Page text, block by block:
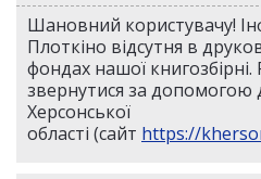
Шановний користувачу!
Плоткіно відсутня в
фондах нашої
звернутися за допомогою
Херсонської
області (сайт https://